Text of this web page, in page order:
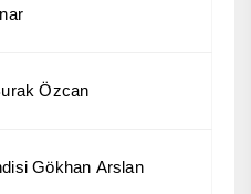
Özcan
Gökhan Arslan